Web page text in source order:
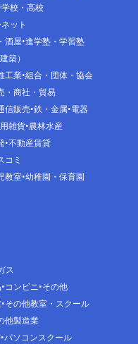
校・高校
ット
酒屋 進学塾・学習塾
築）
工業 組合・団体・協会
・商社・貿易
信販売 鉄・金属 電器
雑貨 農林水産
不動産賃貸
コミ
教室 幼稚園・保育園
ス
コンビニ その他
その他教室・スクール
他製造業
パソコンスクール